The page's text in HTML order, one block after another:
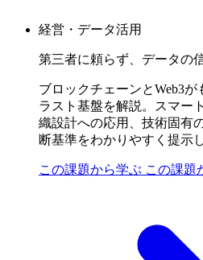
経営・データ活用
第三者に頼らず、データの
ブロックチェーンとWeb3
ラスト基盤を解説。スマー
織設計への応用、技術固有
断基準をわかりやすく提示
この課題から学ぶ この課題